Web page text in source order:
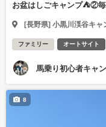
お盆はしごキャンプ⛺️②
[長野県] 小黒川渓谷キャ
ファミリー オートサイト
馬乗り初心者キャ
8